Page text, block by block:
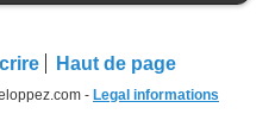
Haut de page
- Legal informations